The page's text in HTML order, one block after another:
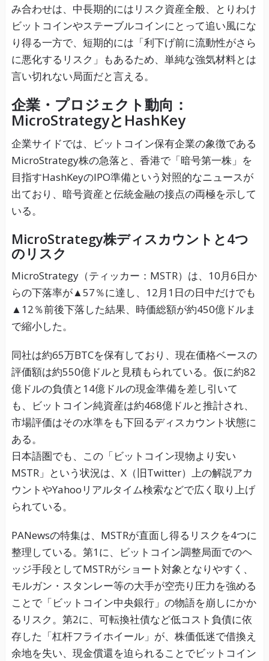
み合わせは、中長期的にはリスク資産全般、とりわけ
ビットコインやステーブルコインにとって追い風にな
り得る一方で、短期的には「利下げ前に流動性がさら
に悪化するリスク」もあるため、単純な強気材料とは
言い切れない局面だと言える。
企業・プロジェクト動向：
MicroStrategyとHashKey
企業サイドでは、ビットコイン保有企業の象徴である
MicroStrategy株の急落と、香港で「暗号第一株」を
目指すHashKeyのIPO準備という対照的なニュースが
出ており、暗号資産と伝統金融の接点の両極を示して
いる。
MicroStrategy株ディスカウントと4つ
のリスク
MicroStrategy（ティッカー：MSTR）は、10月6日か
らの下落率が▲57％に達し、12月1日の日中だけでも
▲12％前後下落した結果、時価総額が約450億ドルま
で縮小した。
同社は約65万BTCを保有しており、現在価格ベースの
評価額は約550億ドルと見積もられている。仮に約82
億ドルの負債と14億ドルの現金準備を差し引いて
も、ビットコイン純資産は約468億ドルと推計され、
市場評価はその水準をも下回るディスカウント状態に
ある。
日本語圏でも、この「ビットコイン現物より安い
MSTR」という状況は、X（旧Twitter）上の解説アカ
ウントやYahooリアルタイム検索などで広く取り上げ
られている。
PANewsの特集は、MSTRが直面し得るリスクを4つに
整理している。第1に、ビットコイン調整局面でのヘ
ッジ手段としてMSTRがショート対象となりやすく、
モルガン・スタンレー等の大手が空売り圧力を強める
ことで「ビットコイン中央銀行」の物語を崩しにかか
るリスク。第2に、可転換社債など低コスト負債に依
存した「杠杆フライホイール」が、株価低迷で借換え
余地を失い、現金償還を迫られることでビットコイン